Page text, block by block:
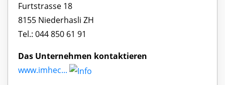
Furtstrasse 18
8155 Niederhasli ZH
Tel.: 044 850 61 91
Das Unternehmen kontaktieren
www.imhec...